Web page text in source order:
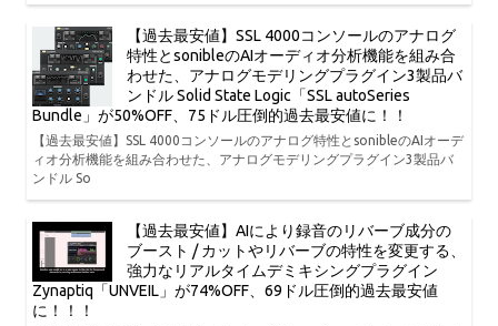
【過去最安値】SSL 4000コンソールのアナログ
特性とsonibleのAIオーディオ分析機能を組み合
わせた、アナログモデリングプラグイン3製品バ
ンドル Solid State Logic「SSL autoSeries
Bundle」が50%OFF、75ドル圧倒的過去最安値に！！
【過去最安値】SSL 4000コンソールのアナログ特性とsonibleのAIオーデ
ィオ分析機能を組み合わせた、アナログモデリングプラグイン3製品バ
ンドル So
【過去最安値】AIにより録音のリバーブ成分の
ブースト / カットやリバーブの特性を変更する、
強力なリアルタイムデミキシングプラグイン
Zynaptiq「UNVEIL」が74%OFF、69ドル圧倒的過去最安値
に！！！